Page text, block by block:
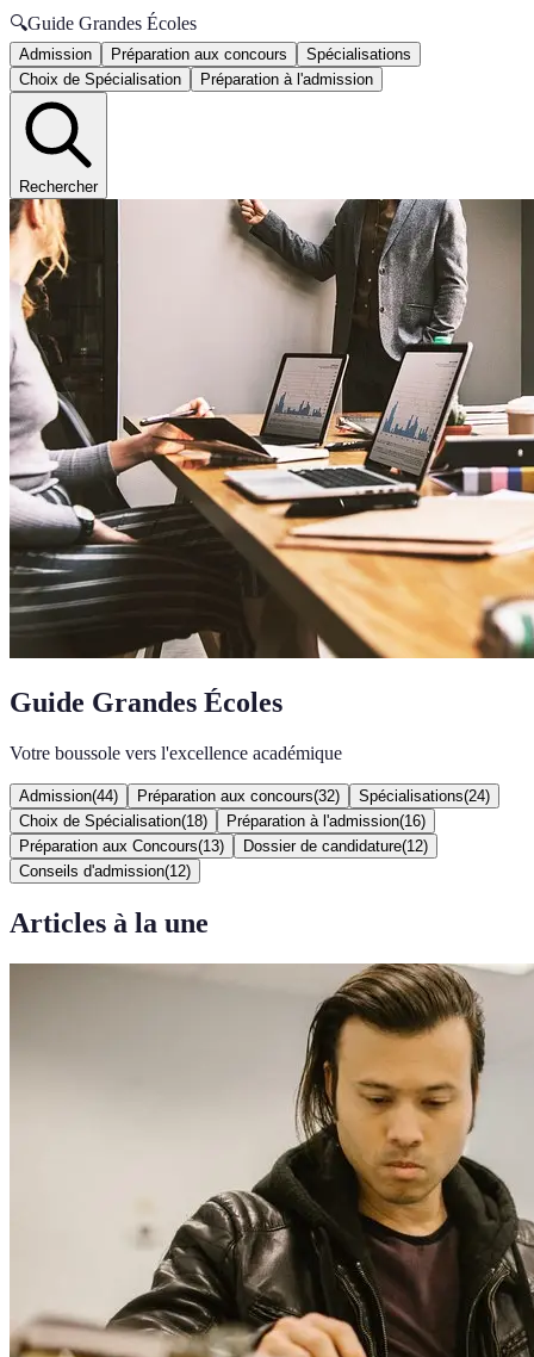
🔍Guide Grandes Écoles
Admission Préparation aux concours
Spécialisations
Choix de Spécialisation
Préparation à l'admission
Rechercher
Guide Grandes Écoles
Votre boussole vers l'excellence académique
Admission(44) Préparation aux concours(32) Spécialisations(24)
Choix de Spécialisation(18) Préparation à l'admission(16)
Préparation aux Concours(13) Dossier de candidature(12)
Conseils d'admission(12)
Articles à la une